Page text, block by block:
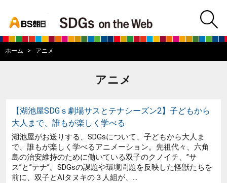
BS朝日SDGs
ホーム アニメ
アニメ
【湖池屋SDGｓ劇場サスとテナシーズン2】子どもから
大人まで、誰もが楽しく学べる
湖池屋がお送りする、SDGsについて、子どもから大人ま
で、誰もが楽しく学べるアニメーション。先祖代々、六角
島の治安維持のために働いている双子のクノイチ、”サ
ス”と”テナ”。SDGsの課題や環境問題を反映した怪獣たちを
前に、双子とAIタヌキの３人組が、...